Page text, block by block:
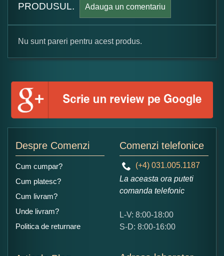
PRODUSUL.
Adauga un comentariu
Formular pareri client
Numele dumneavoastra:
Ce nota acordati acestui produs?
5
Nu sunt pareri pentru acest produs.
Despre Comenzi
Cum cumpar?
Cum platesc?
Cum livram?
Unde livram?
Politica de returnare
Comenzi telefonice
(+4) 031.005.1187
La aceasta ora puteti
comanda telefonic
L-V: 8:00-18:00
S-D: 8:00-16:00